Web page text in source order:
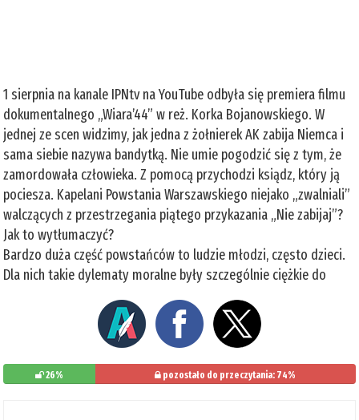
1 sierpnia na kanale IPNtv na YouTube odbyła się premiera filmu
dokumentalnego „Wiara’44” w reż. Korka Bojanowskiego. W
jednej ze scen widzimy, jak jedna z żołnierek AK zabija Niemca i
sama siebie nazywa bandytką. Nie umie pogodzić się z tym, że
zamordowała człowieka. Z pomocą przychodzi ksiądz, który ją
pociesza. Kapelani Powstania Warszawskiego niejako „zwalniali”
walczących z przestrzegania piątego przykazania „Nie zabijaj”?
Jak to wytłumaczyć?
Bardzo duża część powstańców to ludzie młodzi, często dzieci.
Dla nich takie dylematy moralne były szczególnie ciężkie do
26% pozostało do przeczytania: 74%